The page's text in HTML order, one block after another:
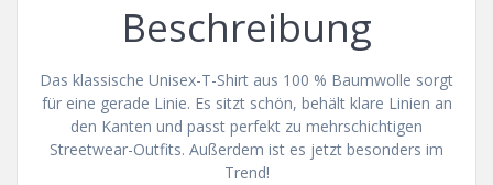
Beschreibung
Das klassische Unisex-T-Shirt aus 100 % Baumwolle sorgt
für eine gerade Linie. Es sitzt schön, behält klare Linien an
den Kanten und passt perfekt zu mehrschichtigen
Streetwear-Outfits. Außerdem ist es jetzt besonders im
Trend!